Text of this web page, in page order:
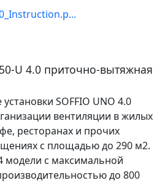
U 4.0 приточно-вытяжная
SOFFIO UNO 4.0
вентиляции в жилых
ресторанах и прочих
с площадью до 290 м2.
модели с максимальной
до 800